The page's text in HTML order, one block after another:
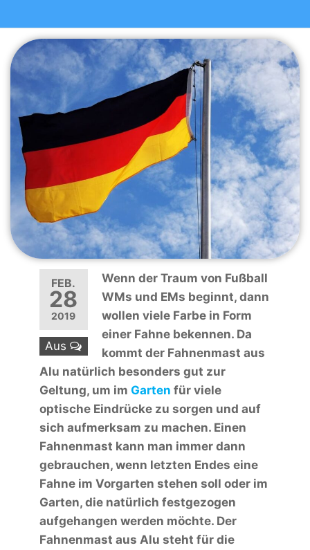
FEB.
28
2019
Aus
Wenn der Traum von Fußball
WMs und EMs beginnt, dann
wollen viele Farbe in Form
einer Fahne bekennen. Da
kommt der Fahnenmast aus
Alu natürlich besonders gut zur
Geltung, um im Garten für viele
optische Eindrücke zu sorgen und auf
sich aufmerksam zu machen. Einen
Fahnenmast kann man immer dann
gebrauchen, wenn letzten Endes eine
Fahne im Vorgarten stehen soll oder im
Garten, die natürlich festgezogen
aufgehangen werden möchte. Der
Fahnenmast aus Alu steht für die